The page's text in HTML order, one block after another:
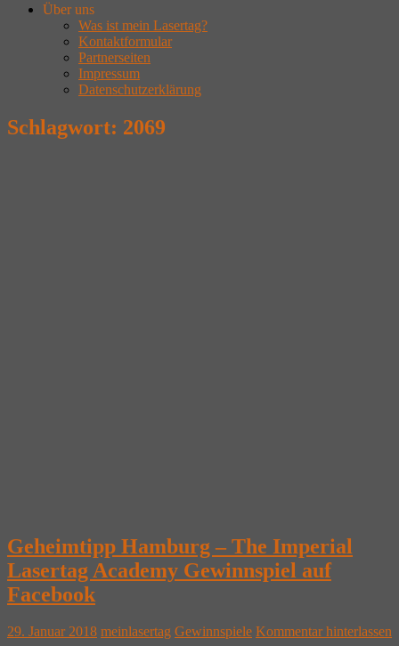
Über uns
Was ist mein Lasertag?
Kontaktformular
Partnerseiten
Impressum
Datenschutzerklärung
Schlagwort: 2069
Geheimtipp Hamburg – The Imperial
Lasertag Academy Gewinnspiel auf
Facebook
29. Januar 2018 meinlasertag Gewinnspiele Kommentar hinterlassen